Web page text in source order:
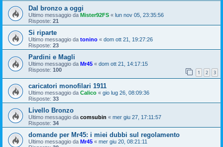
Dal bronzo a oggi
Ultimo messaggio da Mister92FS « lun nov 05, 23:35:56
Risposte: 21
Si riparte
Ultimo messaggio da tonino « dom ott 21, 19:27:26
Risposte: 23
Pardini e Magli
Ultimo messaggio da Mr45 « dom ott 21, 14:17:15
Risposte: 100 1 2 3
caricatori monofilari 1911
Ultimo messaggio da Calico « gio lug 26, 08:09:36
Risposte: 33
Livello Bronzo
Ultimo messaggio da comsubin « mer giu 27, 17:11:57
Risposte: 34
domande per Mr45: i miei dubbi sul regolamento
Ultimo messaggio da Mr45 « mer giu 20, 08:21:11